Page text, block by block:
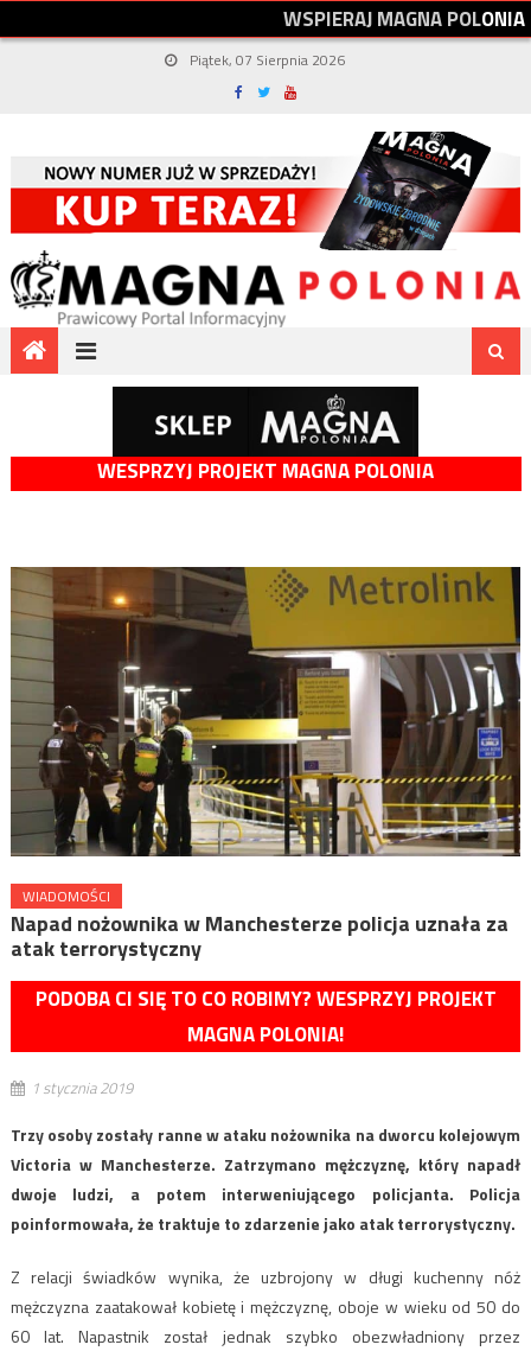
WSPIERAJMAGNAPOLONIA
Piątek, 07 Sierpnia 2026
WESPRZYJ PROJEKT MAGNA POLONIA
WIADOMOŚCI
Napad nożownika w Manchesterze policja uznała za
atak terrorystyczny
PODOBA CI SIĘ TO CO ROBIMY? WESPRZYJ PROJEKT
MAGNA POLONIA!
1 stycznia 2019
Trzy osoby zostały ranne w ataku nożownika na dworcu kolejowym
Victoria w Manchesterze. Zatrzymano mężczyznę, który napadł
dwoje ludzi, a potem interweniującego policjanta. Policja
poinformowała, że traktuje to zdarzenie jako atak terrorystyczny.
Z relacji świadków wynika, że uzbrojony w długi kuchenny nóż
mężczyzna zaatakował kobietę i mężczyznę, oboje w wieku od 50 do
60 lat. Napastnik został jednak szybko obezwładniony przez